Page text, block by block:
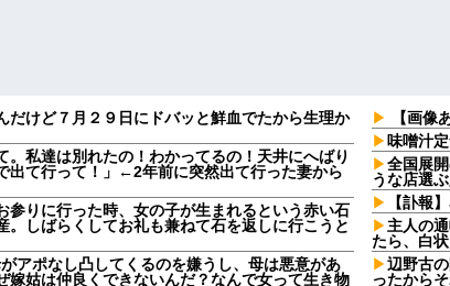
だけど７月２９日にドバッと鮮血でたから生理か
。私達は別れたの！わかってるの！天井にへばり
出て行って！」←2年前に突然出て行った妻から
参りに行った時、女の子が生まれるという赤い石
。しばらくしてお礼も兼ねて石を返しに行こうと
アポなし凸してくるのを嫌うし、母は悪意があ
嫁姑は仲良くできないんだ？なんで女って生き物
【画像
味噌汁
全国展
うな店選
【訃報
主人の
たら、白
辺野古
ったから